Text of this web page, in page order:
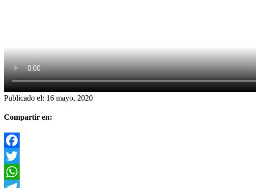
Publicado el: 16 mayo, 2020
Compartir en:
Facebook
Twitter